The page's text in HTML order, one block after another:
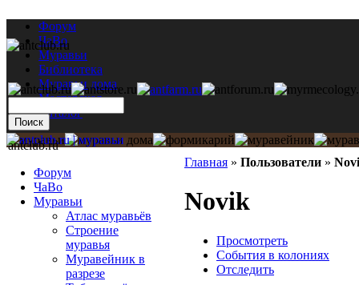
Форум
ЧаВо
Муравьи
Библиотека
Муравьи дома
Мастерская
Каталог
Главная » Пользователи »
Novik
Просмотреть
События в колониях
Отследить
antclub.ru
Форум
ЧаВо
Муравьи
Атлас муравьёв
Строение
муравья
Муравейник в
разрезе